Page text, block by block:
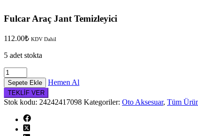
Fulcar Araç Jant Temizleyici
112.00₺ KDV Dahil
5 adet stokta
Fulcar
Araç
Jant
Temizleyici
adet
Sepete Ekle Hemen Al
TEKLİF VER
Stok kodu: 24242417098 Kategoriler: Oto Aksesuar, Tüm